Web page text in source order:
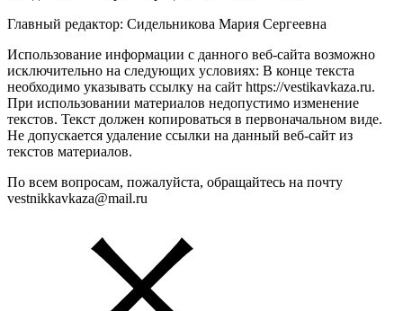
Главный редактор: Сидельникова Мария Сергеевна
Использование информации с данного веб-сайта возможно
исключительно на следующих условиях: В конце текста
необходимо указывать ссылку на сайт https://vestikavkaza.ru.
При использовании материалов недопустимо изменение
текстов. Текст должен копироваться в первоначальном виде.
Не допускается удаление ссылки на данный веб-сайт из
текстов материалов.
По всем вопросам, пожалуйста, обращайтесь на почту
vestnikkavkaza@mail.ru